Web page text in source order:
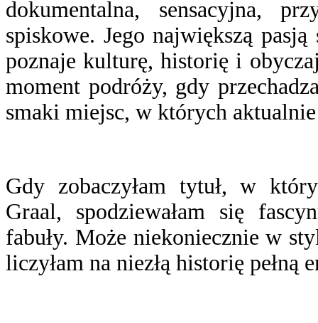
dokumentalna, sensacyjna,
spiskowe. Jego największą
poznaje kulturę, historię i
moment podróży, gdy
smaki miejsc, w których
Gdy zobaczyłam tytuł, w
Graal, spodziewałam się
fabuły. Może niekoniecznie w
liczyłam na niezłą historię pełną